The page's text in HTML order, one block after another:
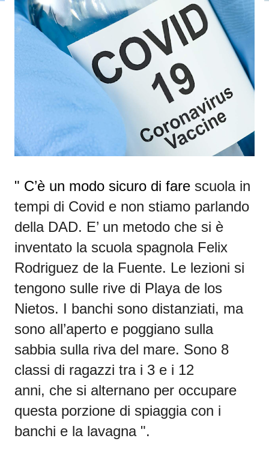
" C’è un modo sicuro di fare scuola in
tempi di Covid e non stiamo parlando
della DAD. E’ un metodo che si è
inventato la scuola spagnola Felix
Rodriguez de la Fuente. Le lezioni si
tengono sulle rive di Playa de los
Nietos. I banchi sono distanziati, ma
sono all’aperto e poggiano sulla
sabbia sulla riva del mare. Sono 8
classi di ragazzi tra i 3 e i 12
anni, che si alternano per occupare
questa porzione di spiaggia con i
banchi e la lavagna ".